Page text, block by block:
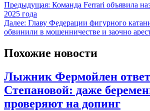
Предыдущая: Команда Ferrari объявила
2025 года
Далее: Главу Федерации фигурного
обвинили в мошенничестве и заочно
Похожие новости
Лыжник Фермойлен
Степановой: даже
проверяют на допинг